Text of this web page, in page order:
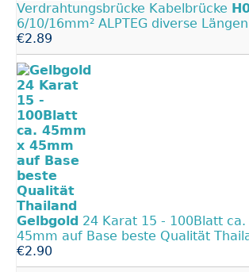
Verdrahtungsbrücke Kabelbrücke
6/10/16mm² ALPTEG diverse
€2.89
Gelbgold 24 Karat 15 - 100Blatt
45mm auf Base beste Qualität
€2.90